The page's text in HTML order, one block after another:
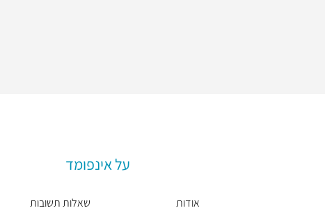
על אינפומד
אודות שאלות תשובות